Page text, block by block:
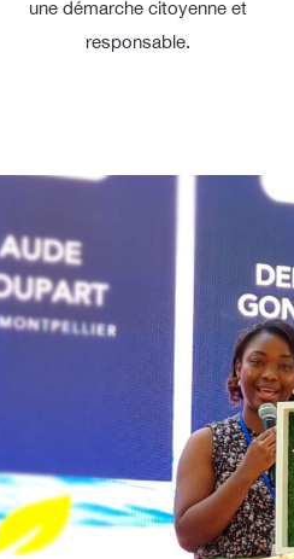
une démarche citoyenne et
responsable.